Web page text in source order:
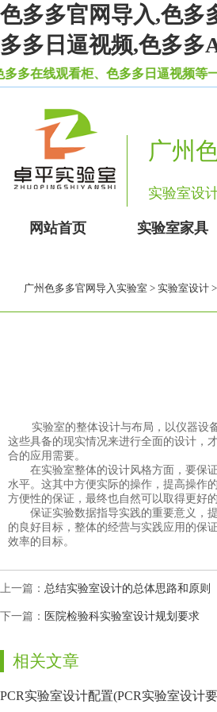
色多多官网导入,色多
多多日逼视频,色多多
线观看柜、色多多日逼视频等一
广州
实验室设计
网站首页 实验室家具
广州色多多官网导入实验室 > 实验室设计
实验室的整体设计与布局，以仪器设备
这些具备的现实情况来进行全面的设计
合的应用需要。
在实验室整体的设计风格方面，要保
水平。这其中方便实际的操作，提高操
方便性的保证，最终也自然可以取得更好的效
保证实验数据指导实践的重要意义，
的良好目标，整体的经营与实践应用的保
效率的目标。
上一篇： 总结实验室设计的总体思路和原则
下一篇： 医院检验科实验室设计规划要求
相关文章
PCR实验室设计配置(PCR实验室设计